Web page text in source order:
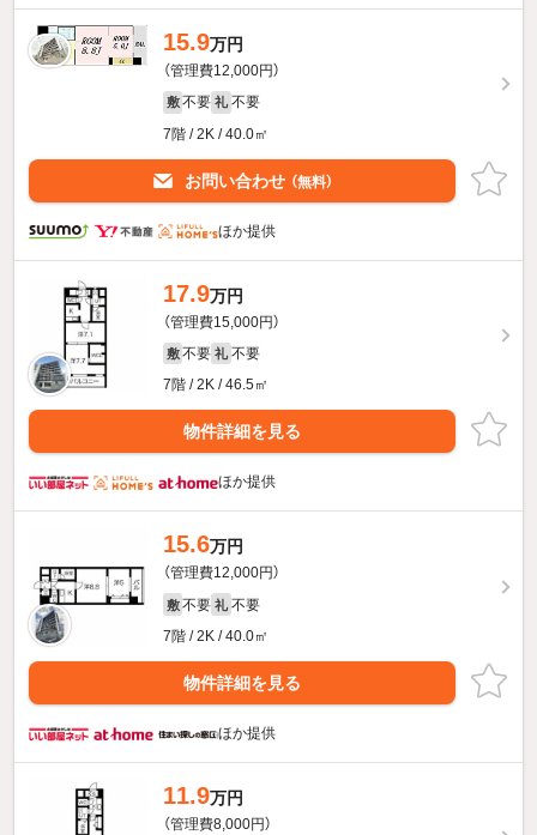
15.9万円
（管理費12,000円）
敷 不要 礼 不要
7階 / 2K / 40.0㎡
お問い合わせ （無料）
ほか提供
17.9万円
（管理費15,000円）
敷 不要 礼 不要
7階 / 2K / 46.5㎡
物件詳細を見る
ほか提供
15.6万円
（管理費12,000円）
敷 不要 礼 不要
7階 / 2K / 40.0㎡
物件詳細を見る
ほか提供
11.9万円
（管理費8,000円）